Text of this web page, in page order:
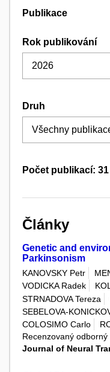
Publikace
Rok publikování
Druh
Počet publikací: 31
Články
Genetic and
Parkinsonism
KANOVSKY Petr
VODICKA Radek
STRNADOVA Tereza
SEBELOVA-
COLOSIMO Carlo
Recenzovaný odborný
Journal of Neural